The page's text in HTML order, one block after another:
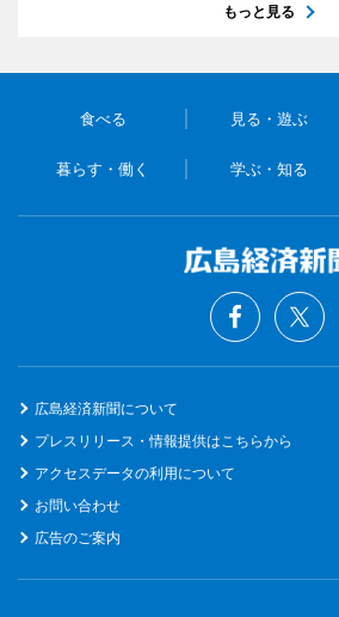
もっと見る
食べる 見る・遊ぶ
暮らす・働く 学ぶ・知る
広島経済新聞について
プレスリリース・情報提供はこちらから
アクセスデータの利用について
お問い合わせ
広告のご案内